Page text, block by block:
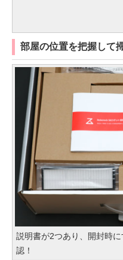
部屋の位置を把握して
説明書が2つあり、開封時
認！